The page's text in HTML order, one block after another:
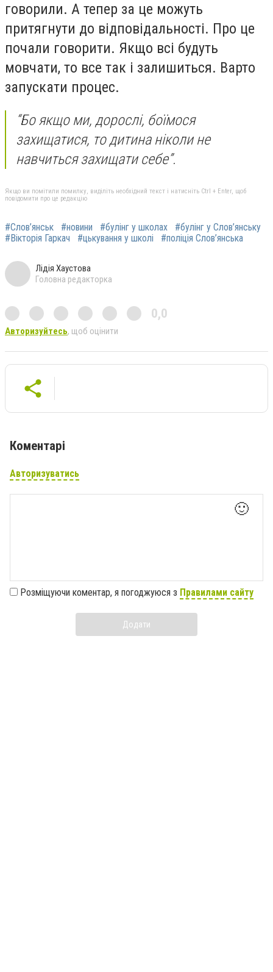
говорили. А тепер за це можуть
притягнути до відповідальності. Про це
почали говорити. Якщо всі будуть
мовчати, то все так і залишиться. Варто
запускати процес.
“Бо якщо ми, дорослі, боїмося
захищатися, то дитина ніколи не
навчиться захищати себе”.
Якщо ви помітили помилку, виділіть необхідний текст і натисніть Ctrl + Enter, щоб
повідомити про це редакцію
#Слов’янськ #новини #булінг у школах
#булінг у Слов’янську
#Вікторія Гаркач
#цькування у школі #поліція Слов’янська
Лідія Хаустова
Головна редакторка
0,0
Авторизуйтесь, щоб оцінити
Коментарі
Авторизуватись
🙂
Розміщуючи коментар, я погоджуюся з Правилами сайту
Додати